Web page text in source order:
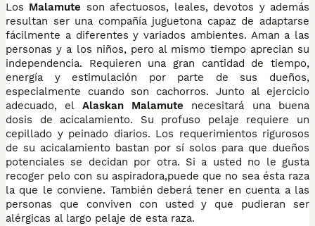
Los Malamute son afectuosos, leales, devotos y además
resultan ser una compañía juguetona capaz de adaptarse
fácilmente a diferentes y variados ambientes. Aman a las
personas y a los niños, pero al mismo tiempo aprecian su
independencia. Requieren una gran cantidad de tiempo,
energía y estimulación por parte de sus dueños,
especialmente cuando son cachorros. Junto al ejercicio
adecuado, el Alaskan Malamute necesitará una buena
dosis de acicalamiento. Su profuso pelaje requiere un
cepillado y peinado diarios. Los requerimientos rigurosos
de su acicalamiento bastan por sí solos para que dueños
potenciales se decidan por otra. Si a usted no le gusta
recoger pelo con su aspiradora,puede que no sea ésta raza
la que le conviene. También deberá tener en cuenta a las
personas que conviven con usted y que pudieran ser
alérgicas al largo pelaje de esta raza.